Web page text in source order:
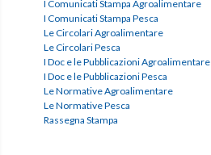
I Comunicati Stampa Agroalimentare
I Comunicati Stampa Pesca
Le Circolari Agroalimentare
Le Circolari Pesca
I Doc e le Pubblicazioni Agroalimentare
I Doc e le Pubblicazioni Pesca
Le Normative Agroalimentare
Le Normative Pesca
Rassegna Stampa